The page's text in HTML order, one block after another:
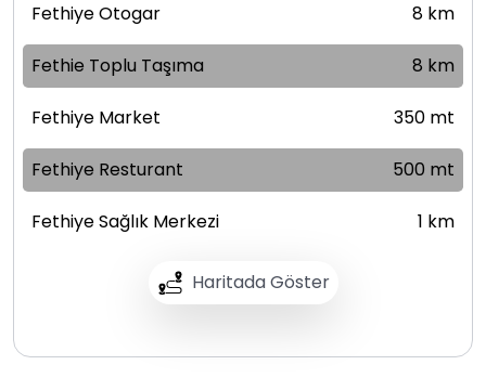
Haritada Göster
Fethiye Otogar 8 km
Fethie Toplu Taşıma 8 km
Fethiye Market 350 mt
Fethiye Resturant 500 mt
Fethiye Sağlık Merkezi 1 km